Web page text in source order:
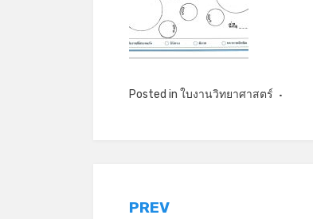
Posted in ใบงานวิทยาศาสตร์
PREV